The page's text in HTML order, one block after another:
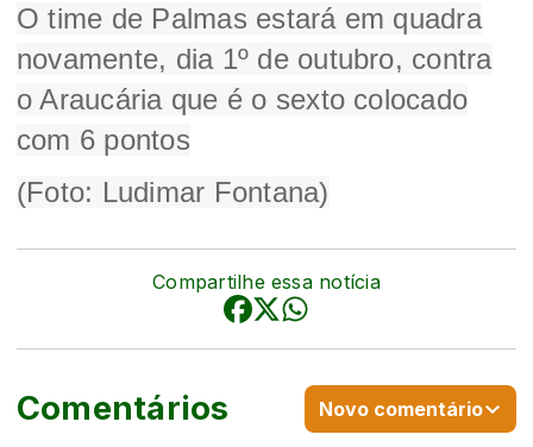
O time de Palmas estará em quadra
novamente, dia 1º de outubro, contra
o Araucária que é o sexto colocado
com 6 pontos
(Foto: Ludimar Fontana)
Compartilhe essa notícia
Comentários Novo comentário